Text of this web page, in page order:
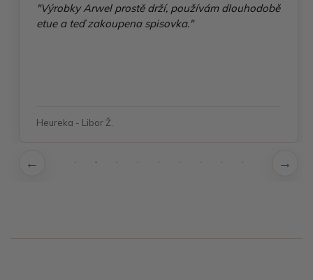
"Výrobky Arwel prostě drží, používám dlouhodobě
etue a teď zakoupena spisovka."
Heureka - Libor Ž.